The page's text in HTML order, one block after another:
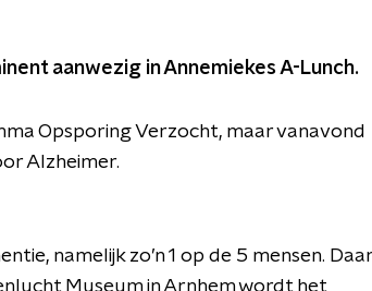
aanwezig in Annemiekes A-Lunch.
Opsporing Verzocht, maar vanavond
Alzheimer.
namelijk zo’n 1 op de 5 mensen.
Museum in Arnhem wordt het